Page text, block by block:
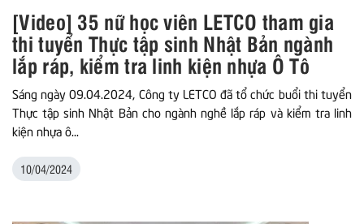
[Video] 35 nữ học viên LETCO tham gia
thi tuyển Thực tập sinh Nhật Bản ngành
lắp ráp, kiểm tra linh kiện nhựa Ô Tô
Sáng ngày 09.04.2024, Công ty LETCO đã tổ chức buổi thi tuyển
Thực tập sinh Nhật Bản cho ngành nghề lắp ráp và kiểm tra linh
kiện nhựa ô...
10/04/2024